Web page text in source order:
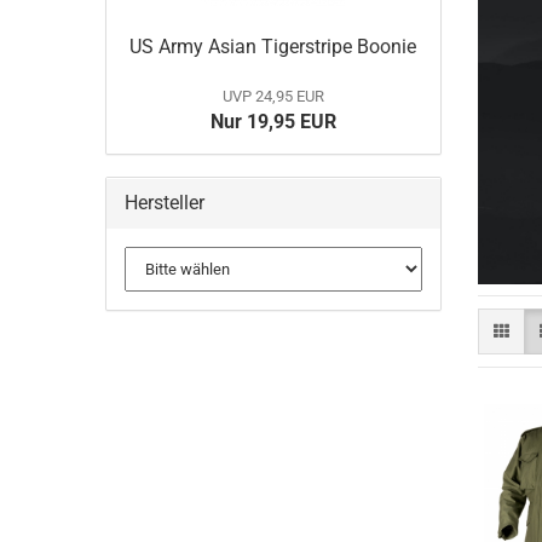
DANNER Boots
Gummistiefel
HAIX Boots
Socken
US Army Asian Tigerstripe Boonie
UVP 24,95 EUR
Nur 19,95 EUR
Hersteller